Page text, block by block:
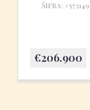
ŠIFRA: #573149
€206.900